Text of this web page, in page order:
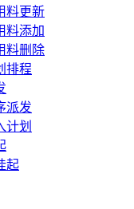
料更新
料添加
料删除
排程
派发
计划
起